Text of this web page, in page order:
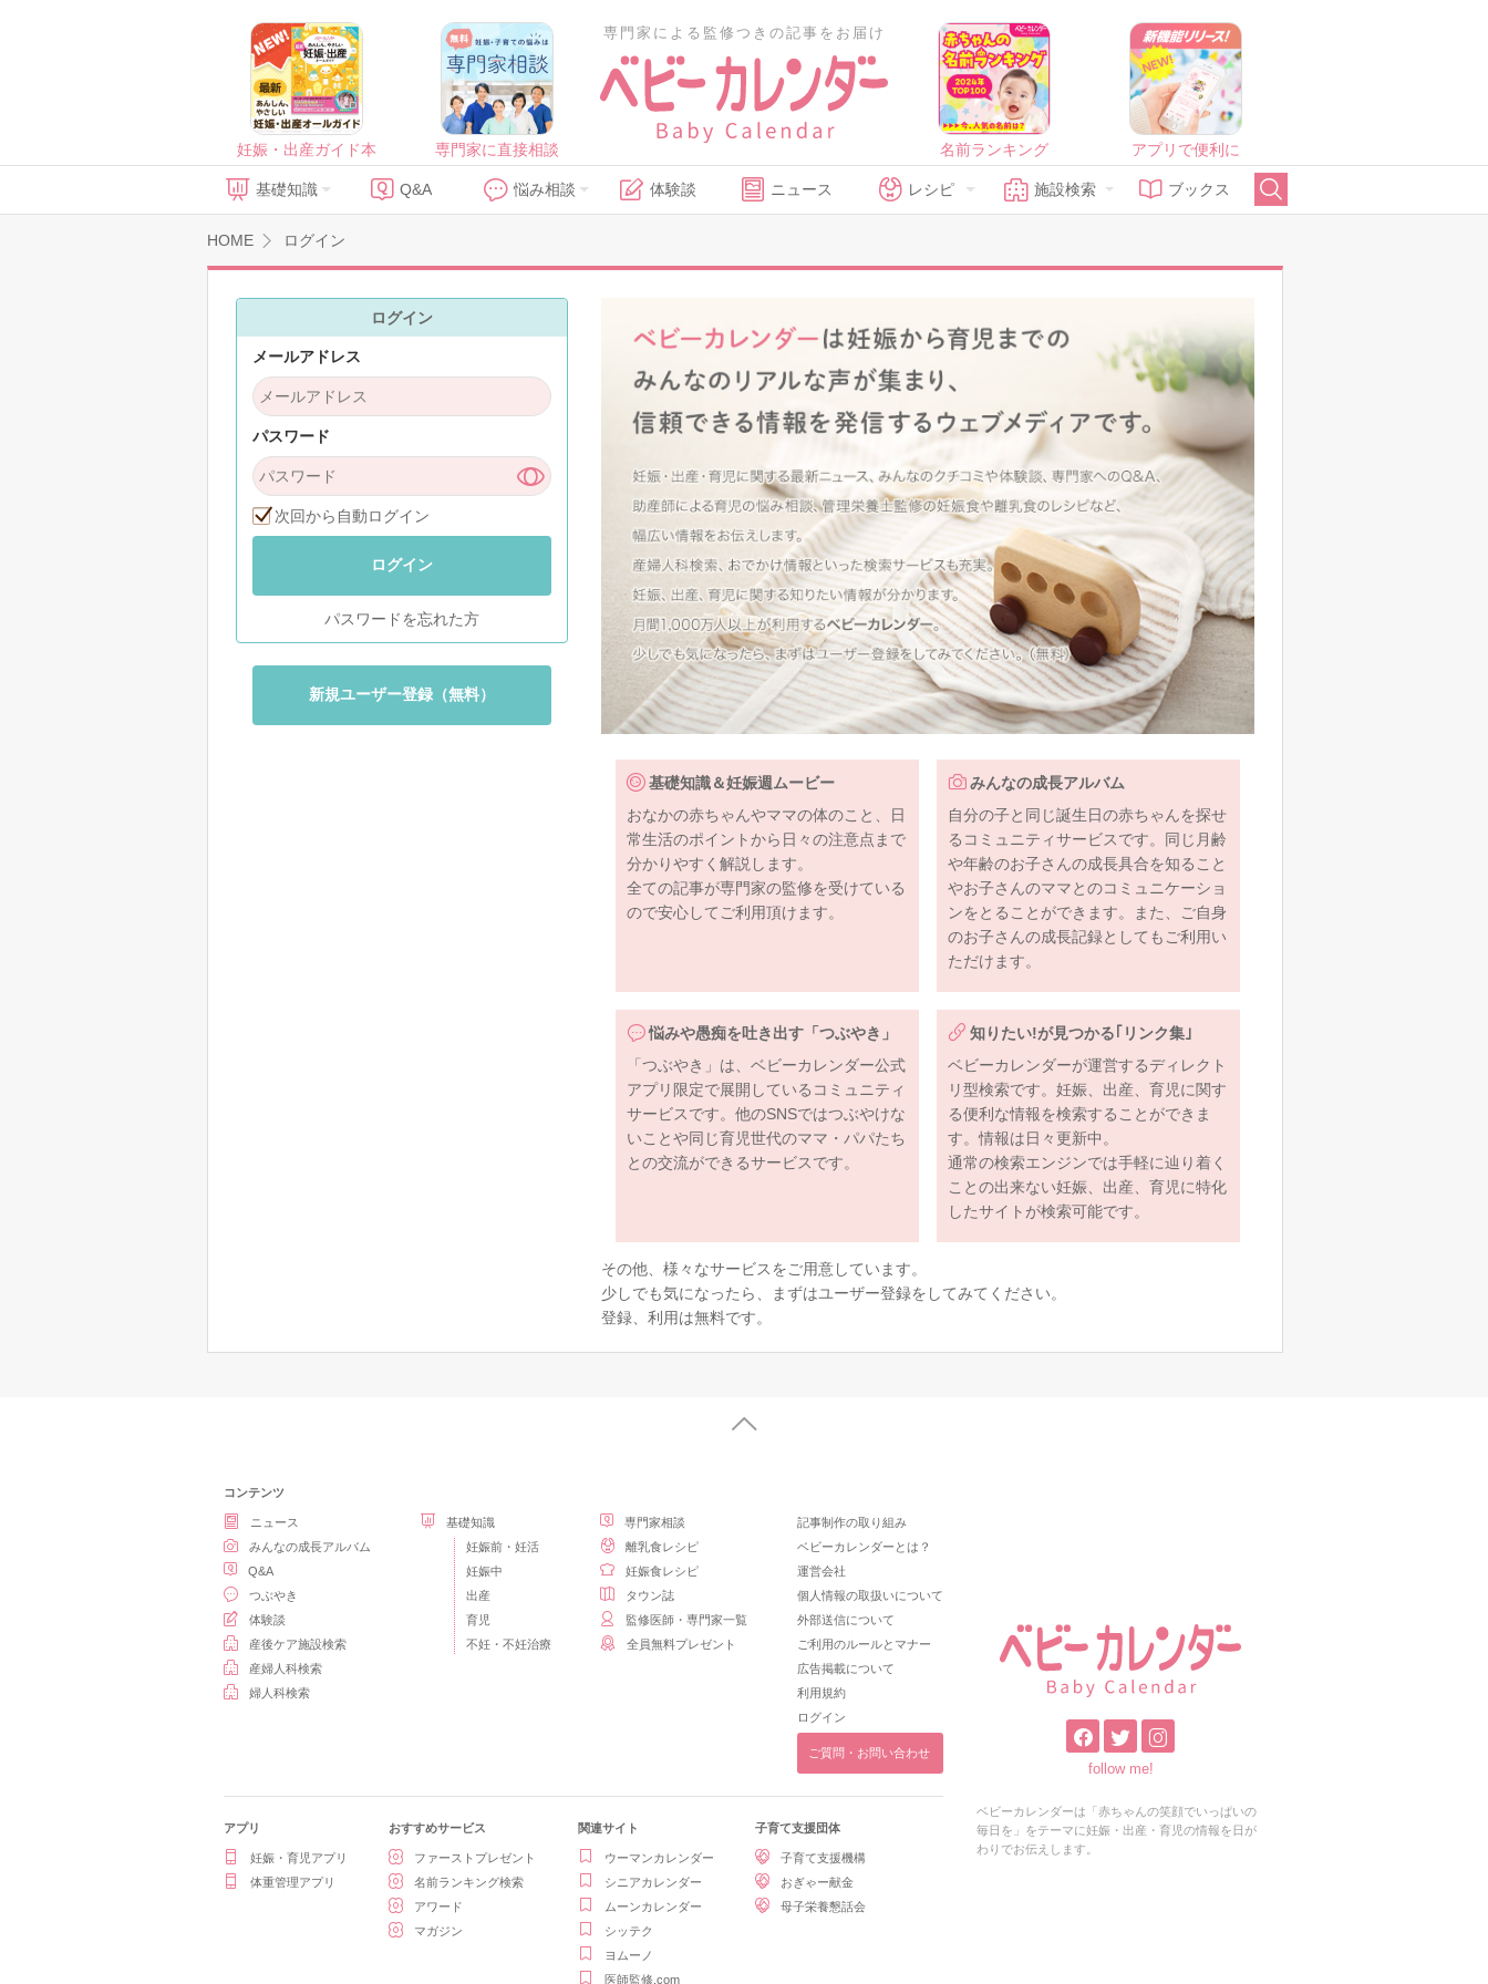
妊娠・出産ガイド本 専門家に直接相談
専門家による監修つきの記事をお届け
名前ランキング アプリで便利に
基礎知識 Q&A 悩み相談 体験談 ニュース レシピ 施設検索 ブックス
HOME ログイン
ログイン
メールアドレス
パスワード
次回から自動ログイン
ログイン
パスワードを忘れた方
新規ユーザー登録（無料）
基礎知識＆妊娠週ムービー
おなかの赤ちゃんやママの体のこと、日
常生活のポイントから日々の注意点まで
分かりやすく解説します。
全ての記事が専門家の監修を受けている
ので安心してご利用頂けます。
みんなの成長アルバム
自分の子と同じ誕生日の赤ちゃんを探せ
るコミュニティサービスです。同じ月齢
や年齢のお子さんの成長具合を知ること
やお子さんのママとのコミュニケーショ
ンをとることができます。また、ご自身
のお子さんの成長記録としてもご利用い
ただけます。
悩みや愚痴を吐き出す「つぶやき」
「つぶやき」は、ベビーカレンダー公式
アプリ限定で展開しているコミュニティ
サービスです。他のSNSではつぶやけな
いことや同じ育児世代のママ・パパたち
との交流ができるサービスです。
知りたい!が見つかる｢リンク集｣
ベビーカレンダーが運営するディレクト
リ型検索です。妊娠、出産、育児に関す
る便利な情報を検索することができま
す。情報は日々更新中。
通常の検索エンジンでは手軽に辿り着く
ことの出来ない妊娠、出産、育児に特化
したサイトが検索可能です。
その他、様々なサービスをご用意しています。
少しでも気になったら、まずはユーザー登録をしてみてください。
登録、利用は無料です。
コンテンツ
ニュース
みんなの成長アルバム
Q&A
つぶやき
体験談
産後ケア施設検索
産婦人科検索
婦人科検索
基礎知識
妊娠前・妊活
妊娠中
出産
育児
不妊・不妊治療
専門家相談
離乳食レシピ
妊娠食レシピ
タウン誌
監修医師・専門家一覧
全員無料プレゼント
記事制作の取り組み
ベビーカレンダーとは？
運営会社
個人情報の取扱いについて
外部送信について
ご利用のルールとマナー
広告掲載について
利用規約
ログイン
ご質問・お問い合わせ
アプリ
妊娠・育児アプリ
体重管理アプリ
おすすめサービス
ファーストプレゼント
名前ランキング検索
アワード
マガジン
関連サイト
ウーマンカレンダー
シニアカレンダー
ムーンカレンダー
シッテク
ヨムーノ
医師監修.com
子育て支援団体
子育て支援機構
おぎゃー献金
母子栄養懇話会
follow me!
ベビーカレンダーは「赤ちゃんの笑顔でいっぱいの
毎日を」をテーマに妊娠・出産・育児の情報を日が
わりでお伝えします。